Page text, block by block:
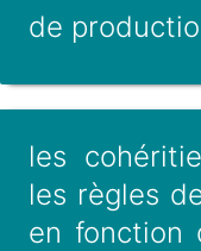
de
les
les règles
en fonction